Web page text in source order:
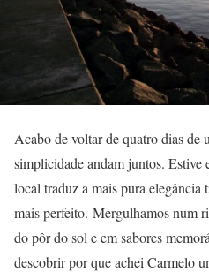
Acabo de voltar de quatro dias de
simplicidade andam juntos.
local traduz a mais pura elegância
mais perfeito. Mergulhamos num
do pôr do sol e em sabores
descobrir por que achei Carmelo